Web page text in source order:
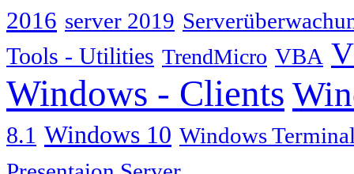
2016 server 2019
Tools - Utilities TrendMicro VBA
Windows - Clients
8.1 Windows 10 Windows